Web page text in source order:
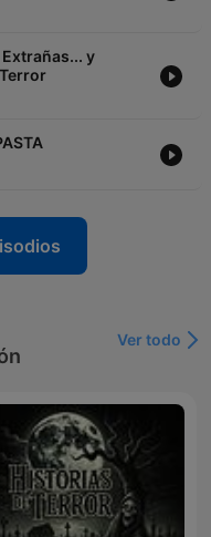
y
Ver todo